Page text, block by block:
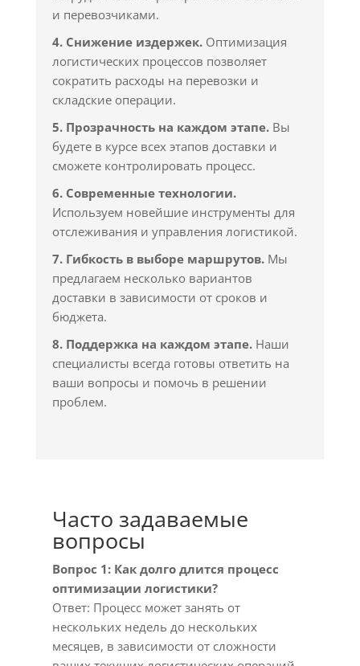
и перевозчиками.
4. Снижение издержек.Оптимизация
логистических процессов позволяет
сократить расходы на перевозки и
складские операции.
5. Прозрачность на каждом этапе.Вы
будете в курсе всех этапов доставки и
сможете контролировать процесс.
6. Современные технологии.
Используем новейшие инструменты для
отслеживания и управления логистикой.
7. Гибкость в выборе маршрутов.Мы
предлагаем несколько вариантов
доставки в зависимости от сроков и
бюджета.
8. Поддержка на каждом этапе.Наши
специалисты всегда готовы ответить на
ваши вопросы и помочь в решении
проблем.
Часто задаваемые
вопросы
Вопрос 1: Как долго длится процесс
оптимизации логистики?
Ответ: Процесс может занять от
нескольких недель до нескольких
месяцев, в зависимости от сложности